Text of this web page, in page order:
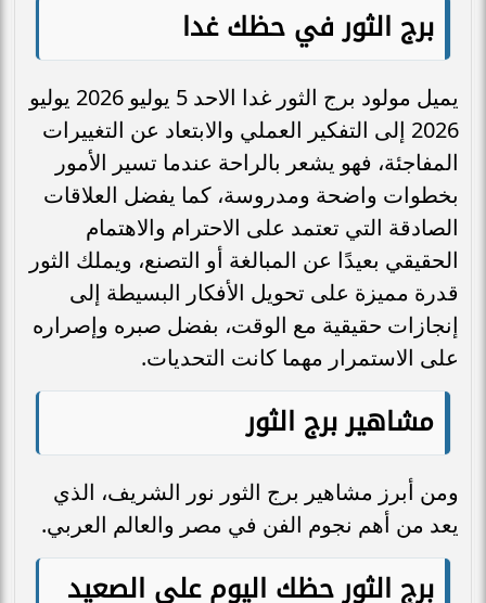
برج الثور في حظك غدا
يميل مولود برج الثور غدا الاحد 5 يوليو 2026 يوليو
2026 إلى التفكير العملي والابتعاد عن التغييرات
المفاجئة، فهو يشعر بالراحة عندما تسير الأمور
بخطوات واضحة ومدروسة، كما يفضل العلاقات
الصادقة التي تعتمد على الاحترام والاهتمام
الحقيقي بعيدًا عن المبالغة أو التصنع، ويملك الثور
قدرة مميزة على تحويل الأفكار البسيطة إلى
إنجازات حقيقية مع الوقت، بفضل صبره وإصراره
على الاستمرار مهما كانت التحديات.
مشاهير برج الثور
ومن أبرز مشاهير برج الثور نور الشريف، الذي
يعد من أهم نجوم الفن في مصر والعالم العربي.
برج الثور حظك اليوم على الصعيد